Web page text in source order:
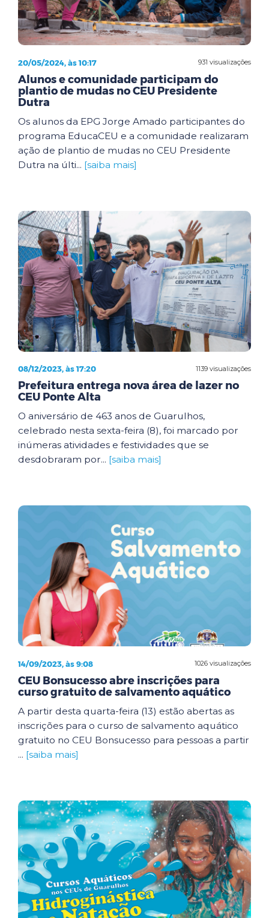
931 visualizações
20/05/2024, às 10:17
Alunos e comunidade participam do
plantio de mudas no CEU Presidente
Dutra
Os alunos da EPG Jorge Amado participantes do
programa EducaCEU e a comunidade realizaram
ação de plantio de mudas no CEU Presidente
Dutra na últi... [saiba mais]
1139 visualizações
08/12/2023, às 17:20
Prefeitura entrega nova área de lazer no
CEU Ponte Alta
O aniversário de 463 anos de Guarulhos,
celebrado nesta sexta-feira (8), foi marcado por
inúmeras atividades e festividades que se
desdobraram por... [saiba mais]
1026 visualizações
14/09/2023, às 9:08
CEU Bonsucesso abre inscrições para
curso gratuito de salvamento aquático
A partir desta quarta-feira (13) estão abertas as
inscrições para o curso de salvamento aquático
gratuito no CEU Bonsucesso para pessoas a partir
... [saiba mais]